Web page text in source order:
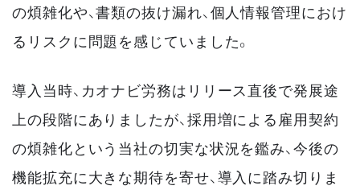
の煩雑化や、書類の抜け漏れ、個人情報管理におけ
るリスクに問題を感じていました。
導入当時、カオナビ労務はリリース直後で発展途
上の段階にありましたが、採用増による雇用契約
の煩雑化という当社の切実な状況を鑑み、今後の
機能拡充に大きな期待を寄せ、導入に踏み切りま